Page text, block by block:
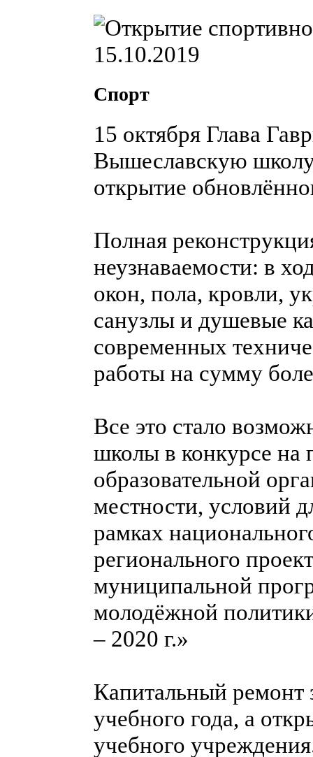
15.10.2019
Спорт
15 октября Глава
Вышеславскую
открытие
Полная
неузнаваемости: в
окон, пола, кровли,
санузлы и душевые
современных
работы на сумму
Все это стало
школы в конкурсе на
образовательной
местности, условий
рамках
регионального
муниципальной
молодёжной
– 2020 г.»
Капитальный ремонт
учебного года, а
учебного